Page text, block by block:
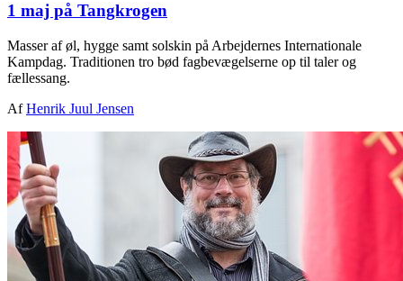
1 maj på Tangkrogen
Masser af øl, hygge samt solskin på Arbejdernes Internationale
Kampdag. Traditionen tro bød fagbevægelserne op til taler og
fællessang.
AfHenrik Juul Jensen